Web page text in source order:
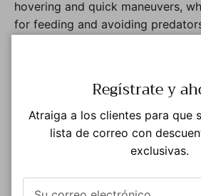
hovering and quick maneuvers,
for feeding and avoiding
Blossomcrown is not extensively
builds small cup-shaped nests
spider silk, often placed on tree
Hummingbirds lay two eggs per
responsible for incubating the
Regístrate y
Atraiga a los clientes para que
lista de correo con
exclusivas.